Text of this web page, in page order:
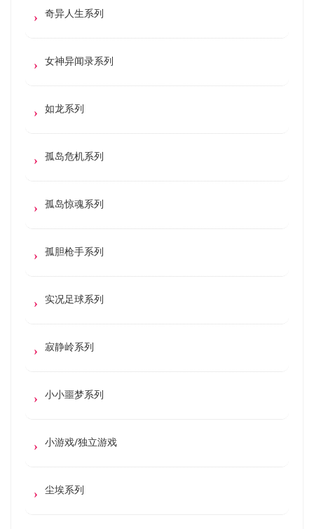
奇异人生系列
女神异闻录系列
如龙系列
孤岛危机系列
孤岛惊魂系列
孤胆枪手系列
实况足球系列
寂静岭系列
小小噩梦系列
小游戏/独立游戏
尘埃系列